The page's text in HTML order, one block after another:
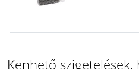
Kenhető